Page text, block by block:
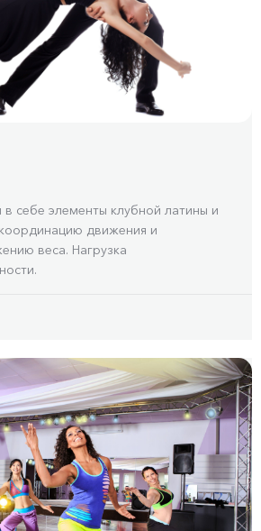
себе элементы клубной латины и
движения и
веса. Нагрузка